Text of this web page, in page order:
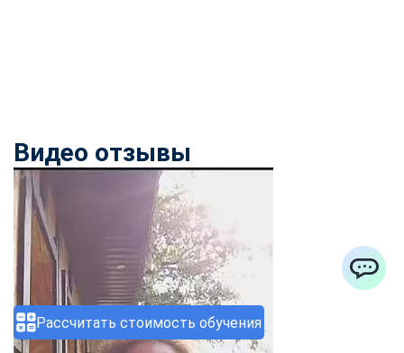
Рассчитать стоимость обучения
Видео отзывы
ChatApp